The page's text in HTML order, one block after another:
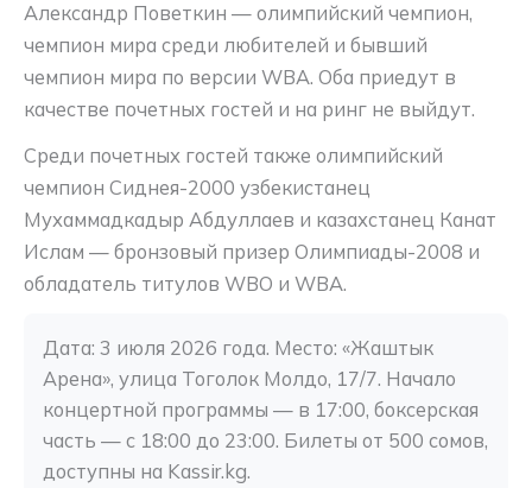
Александр Поветкин — олимпийский чемпион,
чемпион мира среди любителей и бывший
чемпион мира по версии WBA. Оба приедут в
качестве почетных гостей и на ринг не выйдут.
Среди почетных гостей также олимпийский
чемпион Сиднея-2000 узбекистанец
Мухаммадкадыр Абдуллаев и казахстанец Канат
Ислам — бронзовый призер Олимпиады-2008 и
обладатель титулов WBO и WBA.
Дата: 3 июля 2026 года. Место: «Жаштык
Арена», улица Тоголок Молдо, 17/7. Начало
концертной программы — в 17:00, боксерская
часть — с 18:00 до 23:00. Билеты от 500 сомов,
доступны на Kassir.kg.